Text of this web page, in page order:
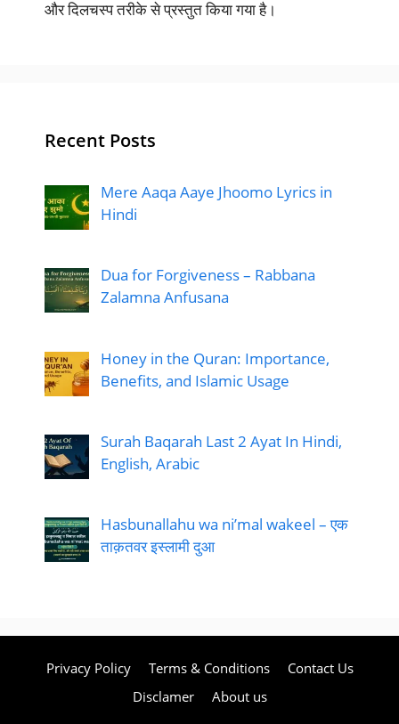
और दिलचस्प तरीके से प्रस्तुत किया गया है।
Recent Posts
Mere Aaqa Aaye Jhoomo Lyrics in
Hindi
Dua for Forgiveness – Rabbana
Zalamna Anfusana
Honey in the Quran: Importance,
Benefits, and Islamic Usage
Surah Baqarah Last 2 Ayat In Hindi,
English, Arabic
Hasbunallahu wa ni’mal wakeel – एक
ताक़तवर इस्लामी दुआ
Privacy Policy Terms & Conditions
Contact Us
Disclamer
About us